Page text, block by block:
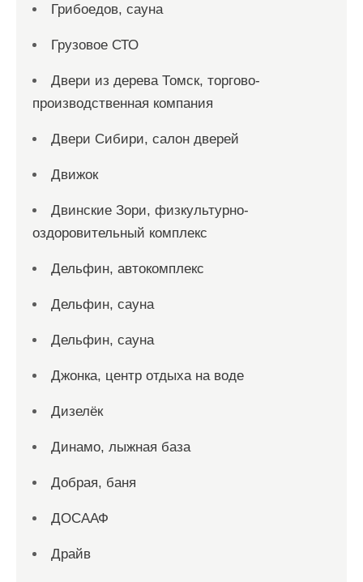
Грибоедов, сауна
Грузовое СТО
Двери из дерева Томск, торгово-
производственная компания
Двери Сибири, салон дверей
Движок
Двинские Зори, физкультурно-
оздоровительный комплекс
Дельфин, автокомплекс
Дельфин, сауна
Дельфин, сауна
Джонка, центр отдыха на воде
Дизелёк
Динамо, лыжная база
Добрая, баня
ДОСААФ
Драйв